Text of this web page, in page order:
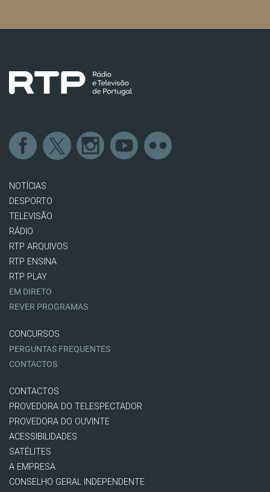
NOTÍCIAS
DESPORTO
TELEVISÃO
RÁDIO
RTP ARQUIVOS
RTP ENSINA
RTP PLAY
EM DIRETO
REVER PROGRAMAS
CONCURSOS
PERGUNTAS FREQUENTES
CONTACTOS
CONTACTOS
PROVEDORA DO TELESPECTADOR
PROVEDORA DO OUVINTE
ACESSIBILIDADES
SATÉLITES
A EMPRESA
CONSELHO GERAL INDEPENDENTE